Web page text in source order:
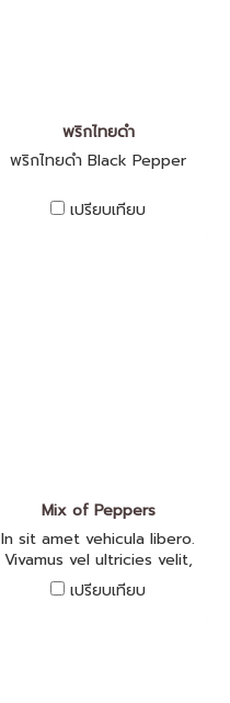
พริกไทยดำ
พริกไทยดำ Black Pepper
เปรียบเทียบ
Mix of Peppers
In sit amet vehicula libero.
Vivamus vel ultricies velit,
sed fringilla elit.
เปรียบเทียบ